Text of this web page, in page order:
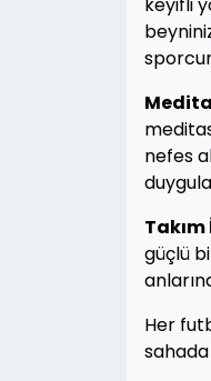
nefes
güçlü
Her
sahada